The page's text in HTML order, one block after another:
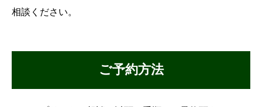
相談ください。
ご予約方法